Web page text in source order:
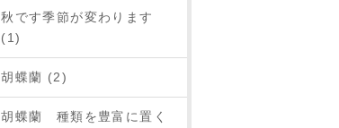
秋です季節が変わります
(1)
胡蝶蘭 (2)
胡蝶蘭 種類を豊富に置く